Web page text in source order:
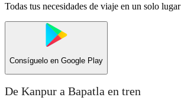
Todas tus necesidades de viaje en un solo lugar
Consíguelo en Google Play
De Kanpur a Bapatla en tren